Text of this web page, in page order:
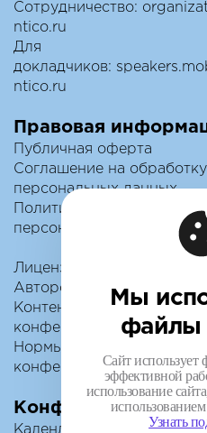
Сотрудничество:
ntico.ru
Для
докладчиков:
ntico.ru
Конференции
Календарь
Правовая
Публичная оферта
Соглашение на обработку
персональных данных
Политика обработки
персональных данных
Лицензионный договор с
Автором
Контентная политика
конференции
Нормы поведения для
конференции
Мы
файлы
Сайт использует
эффективной
использование
Узнать